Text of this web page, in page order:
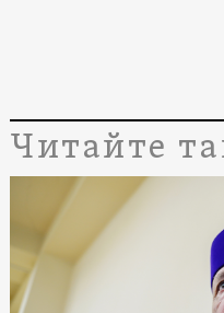
Читайте